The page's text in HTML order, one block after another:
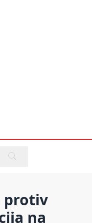
protiv
na